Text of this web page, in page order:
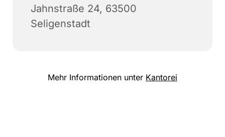
Jahnstraße 24, 63500
Seligenstadt
Mehr Informationen unter Kantorei